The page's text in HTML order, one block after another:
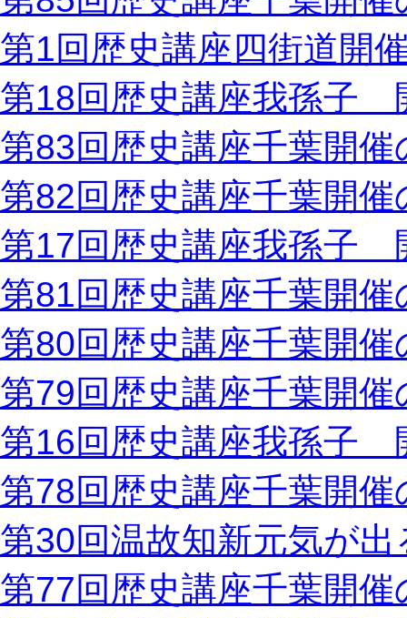
第1回歴史講座四街道開
第18回歴史講座我孫子
第83回歴史講座千葉開催
第82回歴史講座千葉開催
第17回歴史講座我孫子
第81回歴史講座千葉開催
第80回歴史講座千葉開催
第79回歴史講座千葉開催
第16回歴史講座我孫子
第78回歴史講座千葉開催
第30回温故知新元気が
第77回歴史講座千葉開催